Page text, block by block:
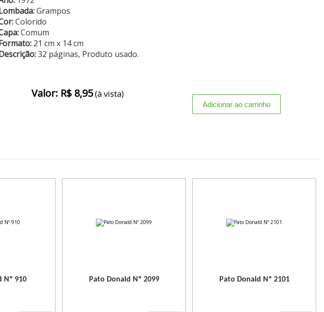
Grampos
Colorido
Comum
21 cm x 14 cm
32 páginas, Produto usado.
Valor: R$ 8,95(à vista)
Nº 910 Pato Donald Nº 2099 Pato Donald Nº 2101